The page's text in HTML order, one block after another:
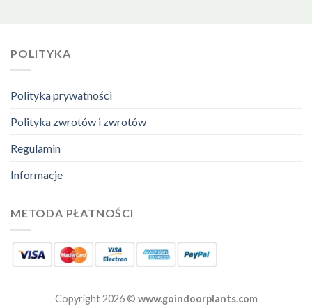
POLITYKA
Polityka prywatności
Polityka zwrotów i zwrotów
Regulamin
Informacje
METODA PŁATNOŚCI
Copyright 2026 © www.goindoorplants.com